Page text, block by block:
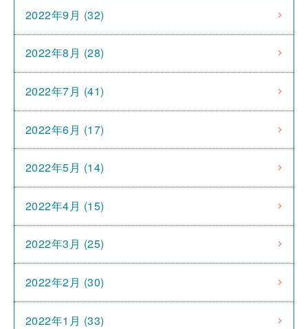
2022年9月 (32)
2022年8月 (28)
2022年7月 (41)
2022年6月 (17)
2022年5月 (14)
2022年4月 (15)
2022年3月 (25)
2022年2月 (30)
2022年1月 (33)